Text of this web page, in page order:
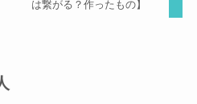
は繋がる？作ったもの】